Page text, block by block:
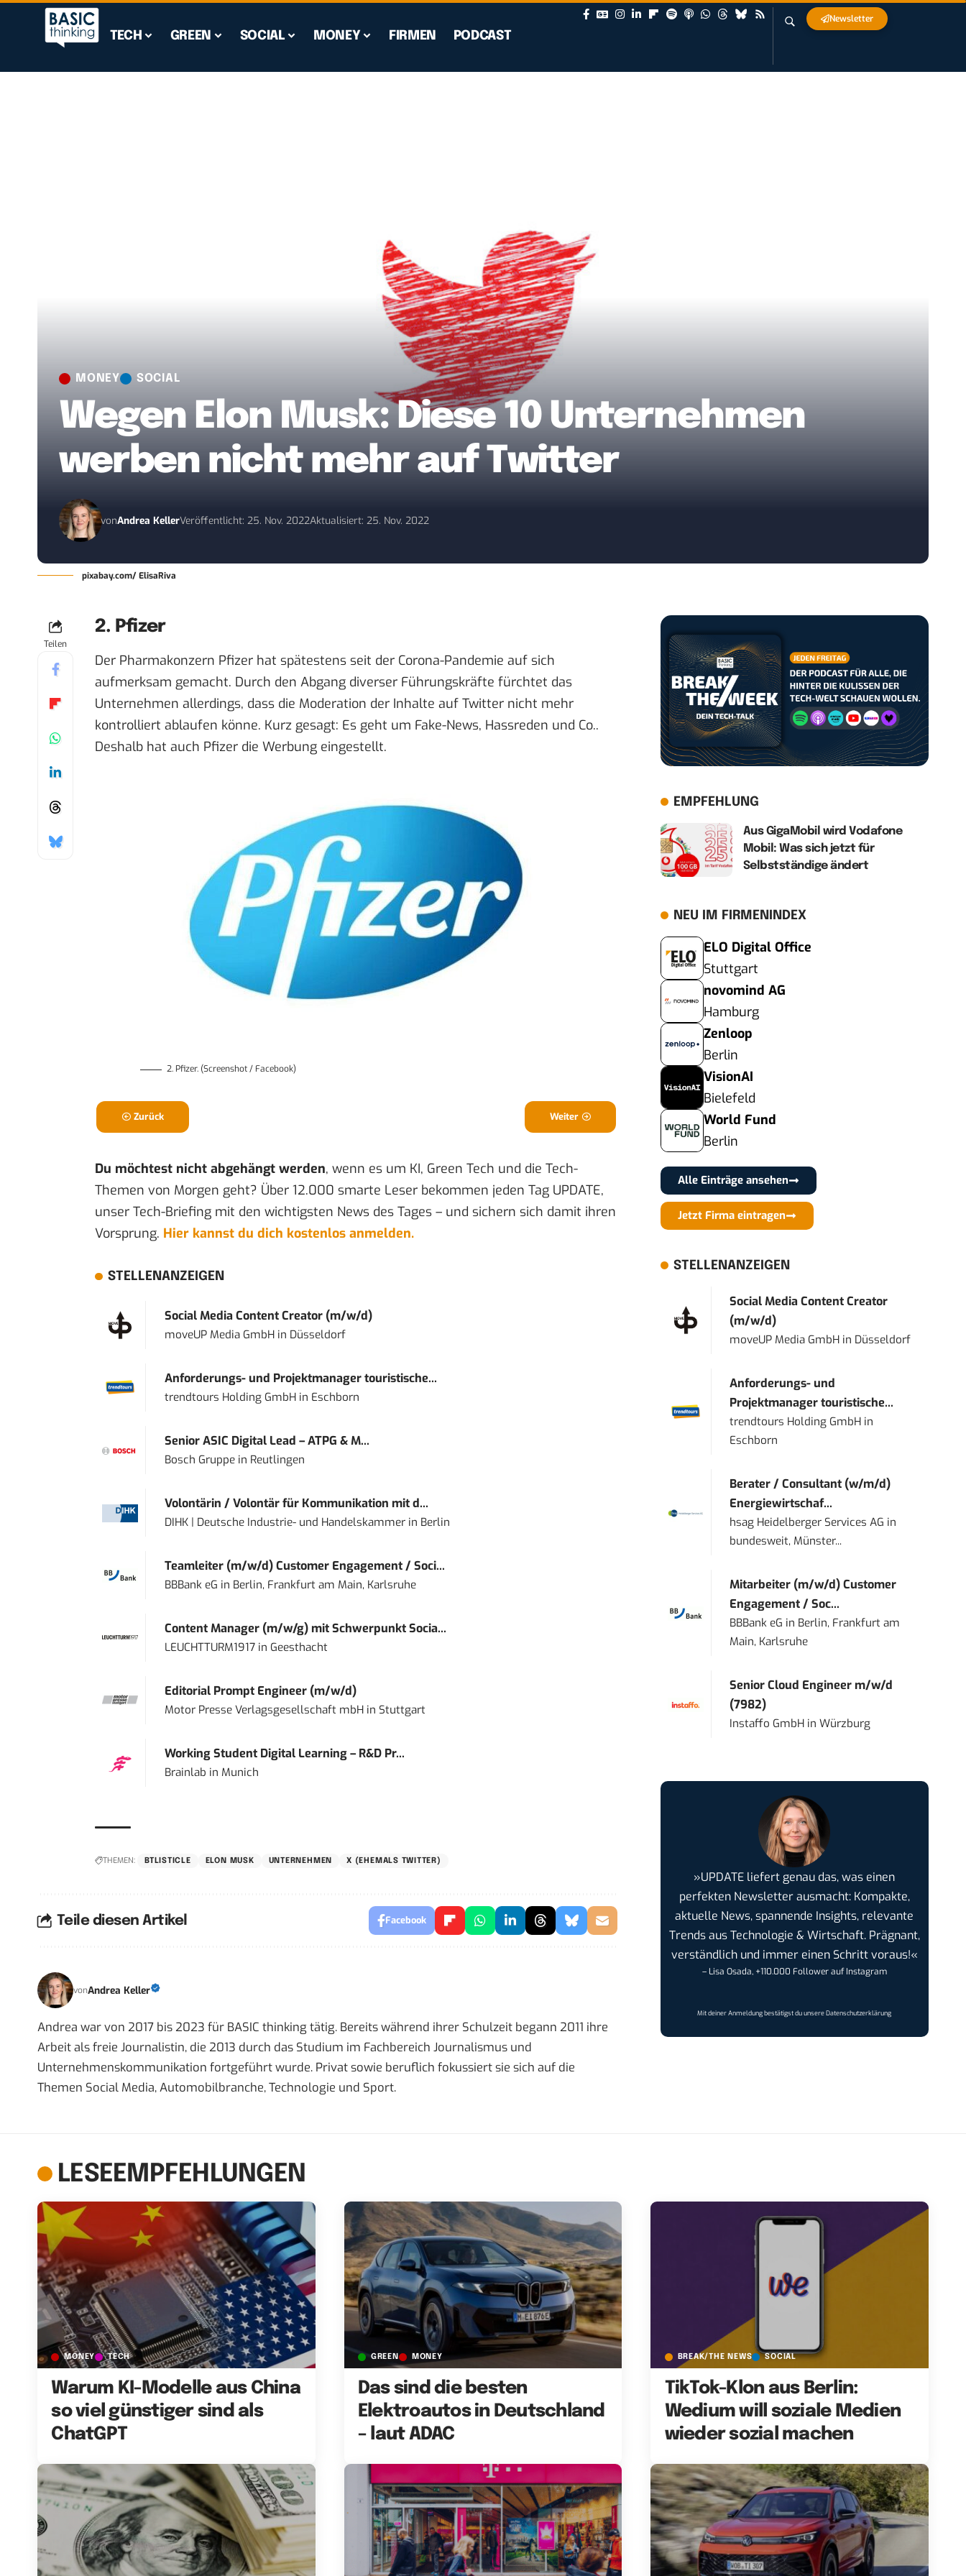
TECH GREEN SOCIAL MONEY FIRMEN PODCAST
Newsletter
MONEY SOCIAL
Wegen Elon Musk: Diese 10 Unternehmen
werben nicht mehr auf Twitter
vonAndrea KellerVeröffentlicht: 25. Nov. 2022Aktualisiert: 25. Nov. 2022
pixabay.com/ ElisaRiva
Teilen
2. Pfizer
Der Pharmakonzern Pfizer hat spätestens seit der Corona-Pandemie auf sich
aufmerksam gemacht. Durch den Abgang diverser Führungskräfte fürchtet das
Unternehmen allerdings, dass die Moderation der Inhalte auf Twitter nicht mehr
kontrolliert ablaufen könne. Kurz gesagt: Es geht um Fake-News, Hassreden und Co..
Deshalb hat auch Pfizer die Werbung eingestellt.
2. Pfizer. (Screenshot / Facebook)
Zurück Weiter
Du möchtest nicht abgehängt werden, wenn es um KI, Green Tech und die Tech-
Themen von Morgen geht? Über 12.000 smarte Leser bekommen jeden Tag UPDATE,
unser Tech-Briefing mit den wichtigsten News des Tages – und sichern sich damit ihren
Vorsprung. Hier kannst du dich kostenlos anmelden.
STELLENANZEIGEN
Social Media Content Creator (m/w/d)
moveUP Media GmbHin Düsseldorf
Anforderungs- und Projektmanager touristische...
trendtours Holding GmbHin Eschborn
Senior ASIC Digital Lead – ATPG & M...
Bosch Gruppein Reutlingen
Volontärin / Volontär für Kommunikation mit d...
DIHK | Deutsche Industrie- und Handelskammerin Berlin
Teamleiter (m/w/d) Customer Engagement / Soci...
BBBank eG in Berlin, Frankfurt am Main, Karlsruhe
Content Manager (m/w/g) mit Schwerpunkt Socia...
LEUCHTTURM1917in Geesthacht
Editorial Prompt Engineer (m/w/d)
Motor Presse Verlagsgesellschaft mbHin Stuttgart
Working Student Digital Learning – R&D Pr...
Brainlab in Munich
THEMEN: BTLISTICLE ELON MUSK UNTERNEHMEN X (EHEMALS TWITTER)
Teile diesen Artikel Facebook
vonAndrea Keller
Andrea war von 2017 bis 2023 für BASIC thinking tätig. Bereits während ihrer Schulzeit begann 2011 ihre
Arbeit als freie Journalistin, die 2013 durch das Studium im Fachbereich Journalismus und
Unternehmenskommunikation fortgeführt wurde. Privat sowie beruflich fokussiert sie sich auf die
Themen Social Media, Automobilbranche, Technologie und Sport.
EMPFEHLUNG
Aus GigaMobil wird Vodafone
Mobil: Was sich jetzt für
Selbstständige ändert
NEU IM FIRMENINDEX
ELO Digital Office
Stuttgart
novomind AG
Hamburg
Zenloop
Berlin
VisionAI
Bielefeld
World Fund
Berlin
Alle Einträge ansehen
Jetzt Firma eintragen
STELLENANZEIGEN
Social Media Content Creator
(m/w/d)
moveUP Media GmbH in Düsseldorf
Anforderungs- und
Projektmanager touristische...
trendtours Holding GmbH in
Eschborn
Berater / Consultant (w/m/d)
Energiewirtschaf...
hsag Heidelberger Services AG in
bundesweit, Münster...
Mitarbeiter (m/w/d) Customer
Engagement / Soc...
BBBank eG in Berlin, Frankfurt am
Main, Karlsruhe
Senior Cloud Engineer m/w/d
(7982)
Instaffo GmbH inWürzburg
»UPDATE liefert genau das, was einen
perfekten Newsletter ausmacht: Kompakte,
aktuelle News, spannende Insights, relevante
Trends aus Technologie & Wirtschaft. Prägnant,
verständlich und immer einen Schritt voraus!«
– Lisa Osada, +110.000 Follower auf Instagram
Mit deiner Anmeldung bestätigst du unsereDatenschutzerklärung
LESEEMPFEHLUNGEN
MONEY TECH
Warum KI-Modelle aus China
so viel günstiger sind als
ChatGPT
GREEN MONEY
Das sind die besten
Elektroautos in Deutschland
– laut ADAC
BREAK/THE NEWS SOCIAL
TikTok-Klon aus Berlin:
Wedium will soziale Medien
wieder sozial machen